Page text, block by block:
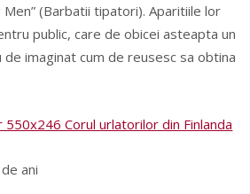
Men” (Barbatii tipatori). Aparitiile lor
public, care de obicei asteapta un
imaginat cum de reusesc sa obtina
ani